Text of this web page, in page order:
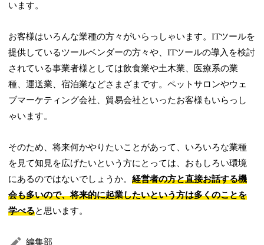
います。
お客様はいろんな業種の方々がいらっしゃいます。ITツールを
提供しているツールベンダーの方々や、ITツールの導入を検討
されている事業者様としては飲食業や土木業、医療系の業
種、運送業、宿泊業などさまざまです。ペットサロンやウェ
ブマーケティング会社、貿易会社といったお客様もいらっし
ゃいます。
そのため、将来何かやりたいことがあって、いろいろな業種
を見て知見を広げたいという方にとっては、おもしろい環境
にあるのではないでしょうか。経営者の方と直接お話する機
会も多いので、将来的に起業したいという方は多くのことを
学べると思います。
編集部